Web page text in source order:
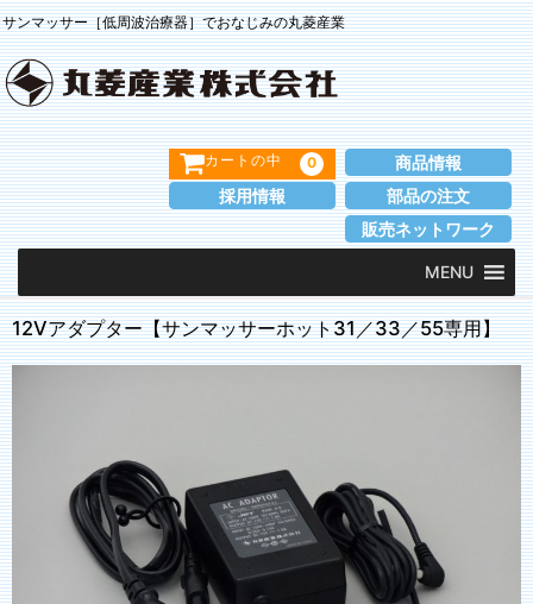
サンマッサー［低周波治療器］でおなじみの丸菱産業
商品情報
カートの中 0
部品の注文
採用情報
販売ネットワーク
MENU
12Vアダプター【サンマッサーホット31／33／55専用】